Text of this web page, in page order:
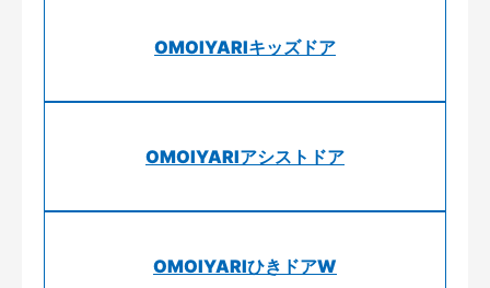
OMOIYARIキッズドア
OMOIYARIアシストドア
OMOIYARIひきドアW